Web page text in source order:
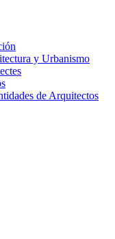
y Urbanismo
de Arquitectos